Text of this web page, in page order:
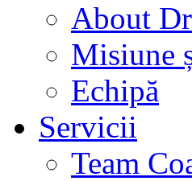
About
Misiune
Echipă
Servicii
Team